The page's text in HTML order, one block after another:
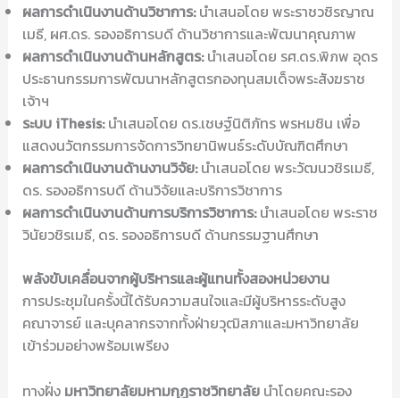
ผลการดำเนินงานด้านวิชาการ:นำเสนอโดย พระราชวชิรญาณ
เมธี, ผศ.ดร. รองอธิการบดี ด้านวิชาการและพัฒนาคุณภาพ
ผลการดำเนินงานด้านหลักสูตร:นำเสนอโดย รศ.ดร.พิภพ อุดร
ประธานกรรมการพัฒนาหลักสูตรกองทุนสมเด็จพระสังฆราช
เจ้าฯ
ระบบ iThesis:นำเสนอโดย ดร.เชษฐ์นิติภัทร พรหมชิน เพื่อ
แสดงนวัตกรรมการจัดการวิทยานิพนธ์ระดับบัณฑิตศึกษา
ผลการดำเนินงานด้านงานวิจัย:นำเสนอโดย พระวัฒนวชิรเมธี,
ดร. รองอธิการบดี ด้านวิจัยและบริการวิชาการ
ผลการดำเนินงานด้านการบริการวิชาการ:นำเสนอโดย พระราช
วินัยวชิรเมธี, ดร. รองอธิการบดี ด้านกรรมฐานศึกษา
พลังขับเคลื่อนจากผู้บริหารและผู้แทนทั้งสองหน่วยงาน
การประชุมในครั้งนี้ได้รับความสนใจและมีผู้บริหารระดับสูง
คณาจารย์ และบุคลากรจากทั้งฝ่ายวุฒิสภาและมหาวิทยาลัย
เข้าร่วมอย่างพร้อมเพรียง
ทางฝั่ง มหาวิทยาลัยมหามกุฏราชวิทยาลัยนำโดยคณะรอง